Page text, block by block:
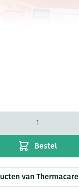
Bestel
van Thermacare